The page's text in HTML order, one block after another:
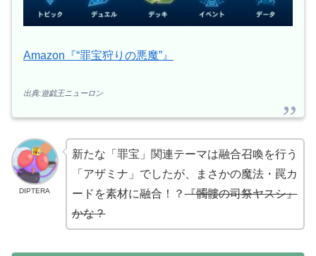
Amazon『“罪宝狩りの悪魔”』
出典:遊戯王ニューロン
DIPTERA
新たな「罪宝」関連テーマは融合召喚を行う
「アザミナ」でしたが、まさかの魔法・罠カ
ードを素材に融合！？『髑髏の司祭ヤスシ』
かな？